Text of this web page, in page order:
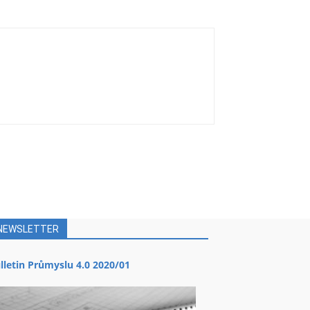
Průmyslu 4.0 2020/01